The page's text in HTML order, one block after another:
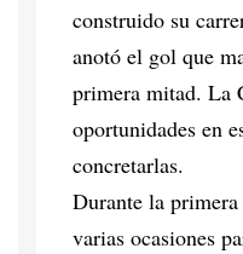
construido su
anotó el gol que
primera mitad. La
oportunidades en
concretarlas.
Durante la
varias ocasiones